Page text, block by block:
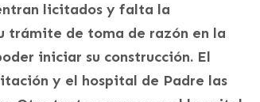
licitados y falta la
trámite de toma de razón en la
iniciar su construcción. El
y el hospital de Padre las